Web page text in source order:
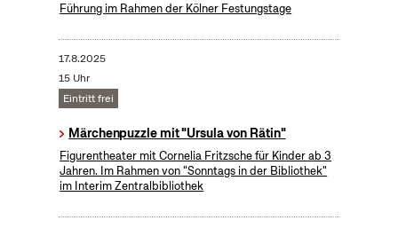
Führung im Rahmen der Kölner Festungstage
17.8.2025
15 Uhr
Eintritt frei
Märchenpuzzle mit "Ursula von Rätin"
Figurentheater mit Cornelia Fritzsche für Kinder ab 3
Jahren. Im Rahmen von "Sonntags in der Bibliothek"
im Interim Zentralbibliothek